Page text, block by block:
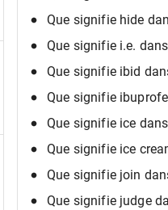
Que signifie hide
Que signifie i.e.
Que signifie ibid
Que signifie
Que signifie ice
Que signifie ice
Que signifie join
Que signifie judge